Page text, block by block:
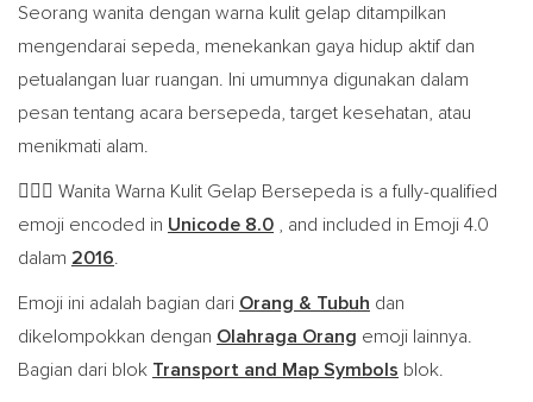
Seorang wanita dengan warna kulit gelap ditampilkan
mengendarai sepeda, menekankan gaya hidup aktif dan
petualangan luar ruangan. Ini umumnya digunakan dalam
pesan tentang acara bersepeda, target kesehatan, atau
menikmati alam.
🚴🏿‍♀️ Wanita Warna Kulit Gelap Bersepeda is a fully-qualified
emoji encoded in Unicode 8.0 , and included in Emoji 4.0
dalam 2016.
Emoji ini adalah bagian dari Orang & Tubuh dan
dikelompokkan dengan Olahraga Orang emoji lainnya.
Bagian dari blok Transport and Map Symbols blok.